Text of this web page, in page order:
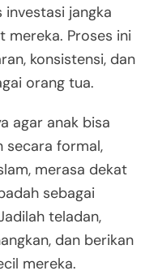
investasi jangka
mereka. Proses ini
konsistensi, dan
orang tua.
agar anak bisa
secara formal,
merasa dekat
sebagai
teladan,
dan berikan
mereka.